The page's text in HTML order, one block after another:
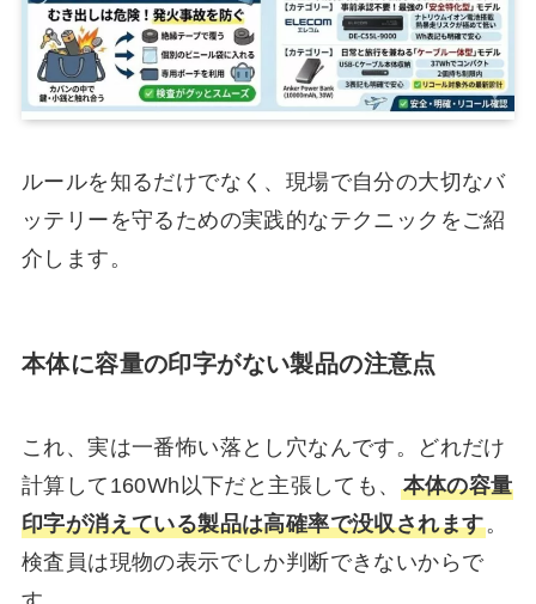
ルールを知るだけでなく、現場で自分の大切なバ
ッテリーを守るための実践的なテクニックをご紹
介します。
本体に容量の印字がない製品の注意点
これ、実は一番怖い落とし穴なんです。どれだけ
計算して160Wh以下だと主張しても、 本体の容量
印字が消えている製品は高確率で没収されます。
検査員は現物の表示でしか判断できないからで